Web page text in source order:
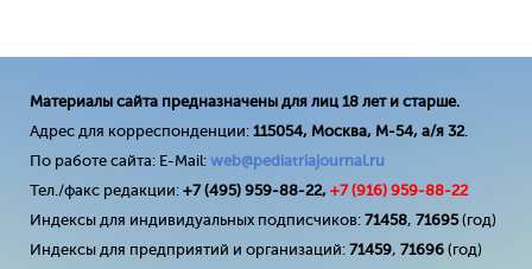
Материалы сайта предназначены для лиц 18 лет и старше.
Адрес для корреспонденции: 115054, Москва, М-54, а/я 32.
По работе сайта: E-Mail: web@pediatriajournal.ru
Тел./факс редакции: +7 (495) 959-88-22, +7 (916) 959-88-22
Индексы для индивидуальных подписчиков: 71458, 71695(год)
Индексы для предприятий и организаций: 71459, 71696 (год)